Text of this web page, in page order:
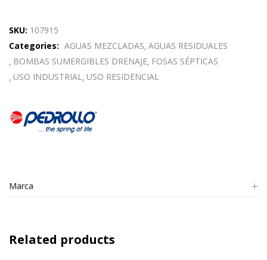
SKU: 107915
Categories: AGUAS MEZCLADAS AGUAS RESIDUALES
BOMBAS SUMERGIBLES DRENAJE FOSAS SÉPTICAS
USO INDUSTRIAL
USO RESIDENCIAL
Marca
Related products